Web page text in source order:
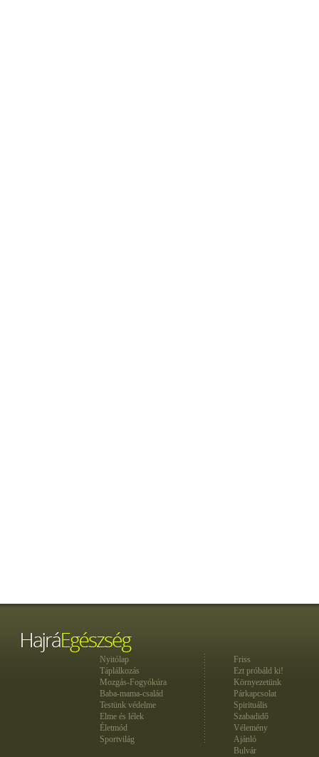
Nyitólap
Táplálkozás
Mozgás-Fogyókúra
Baba-mama-család
Testünk védelme
Elme és lélek
Életmód
Sportvilág
Friss
Ezt próbáld ki!
Környezetünk
Párkapcsolat
Spirituális
Szabadidő
Vélemény
Ajánló
Bulvár